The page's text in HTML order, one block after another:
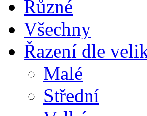
Různé
Všechny
Řazení dle
Malé
Střední